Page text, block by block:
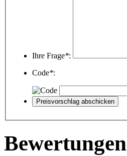
Ihre Frage*:
Code*:
Bewertungen